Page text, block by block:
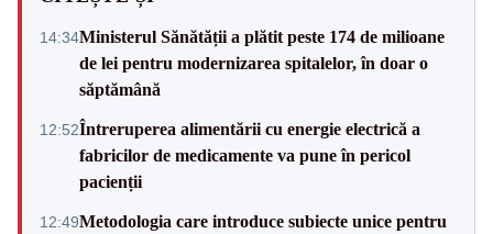
14:34Ministerul Sănătății a plătit peste 174 de milioane
de lei pentru modernizarea spitalelor, în doar o
săptămână
12:52Întreruperea alimentării cu energie electrică a
fabricilor de medicamente va pune în pericol
pacienții
12:49Metodologia care introduce subiecte unice pentru